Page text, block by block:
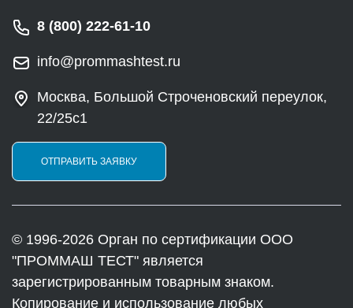
8 (800) 222-61-10
info@prommashtest.ru
Москва, Большой Строченовский переулок,
22/25с1
ОТПРАВИТЬ ЗАЯВКУ
© 1996-2026 Орган по сертификации ООО
"ПРОММАШ ТЕСТ" является
зарегистрированным товарным знаком.
Копирование и использование любых